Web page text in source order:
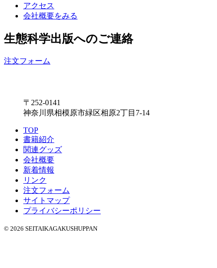
アクセス
会社概要をみる
生態科学出版へのご連絡
注文フォーム
〒252-0141
神奈川県相模原市緑区相原2丁目7-14
TOP
書籍紹介
関連グッズ
会社概要
新着情報
リンク
注文フォーム
サイトマップ
プライバシーポリシー
© 2026 SEITAIKAGAKUSHUPPAN